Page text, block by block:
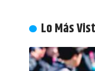
Lo Más